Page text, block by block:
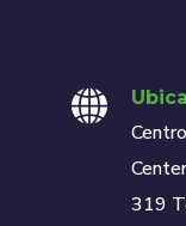
319